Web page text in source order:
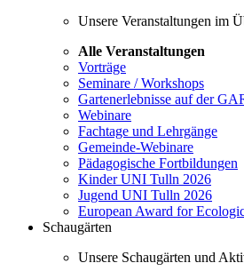
Unsere Veranstaltungen im
Alle Veranstaltungen
Vorträge
Seminare / Workshops
Gartenerlebnisse auf der
Webinare
Fachtage und Lehrgänge
Gemeinde-Webinare
Pädagogische Fortbildungen
Kinder UNI Tulln 2026
Jugend UNI Tulln 2026
European Award for
Schaugärten
Unsere Schaugärten und